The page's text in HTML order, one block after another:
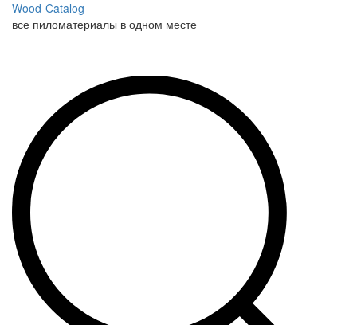
Wood-Catalog
все пиломатериалы в одном месте